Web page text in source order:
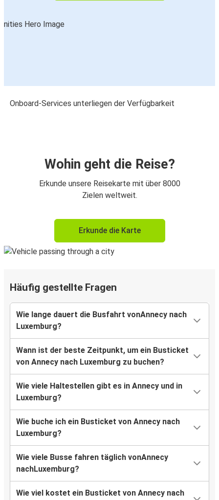
Onboard-Services unterliegen der Verfügbarkeit
Wohin geht die Reise?
Erkunde unsere Reisekarte mit über 8000
Zielen weltweit.
Erkunde die Karte
Häufig gestellte Fragen
Wie lange dauert die Busfahrt vonAnnecy nach
Luxemburg?
Wann ist der beste Zeitpunkt, um ein Busticket
von Annecy nach Luxemburg zu buchen?
Wie viele Haltestellen gibt es in Annecy und in
Luxemburg?
Wie buche ich ein Busticket von Annecy nach
Luxemburg?
Wie viele Busse fahren täglich vonAnnecy
nachLuxemburg?
Wie viel kostet ein Busticket von Annecy nach